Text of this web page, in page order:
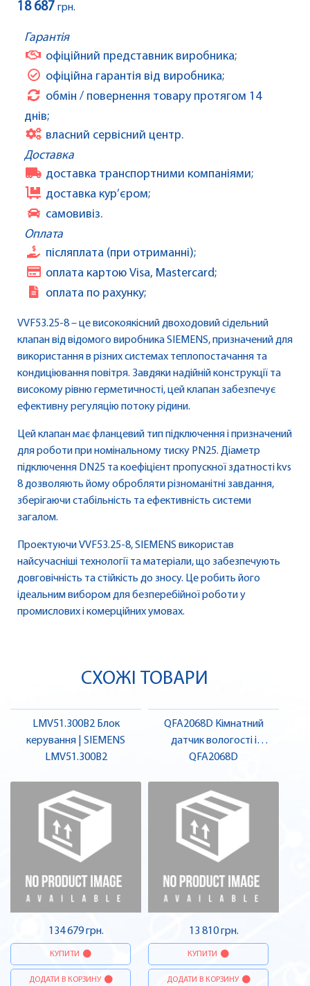
18 687 грн.
Гарантія
офіційний представник виробника;
офіційна гарантія від виробника;
обмін / повернення товару протягом 14
днів;
власний сервісний центр.
Доставка
доставка транспортними компаніями;
доставка кур’єром;
самовивіз.
Оплата
післяплата (при отриманні);
оплата картою Visa, Mastercard;
оплата по рахунку;
VVF53.25-8 – це високоякісний двоходовий сідельний
клапан від відомого виробника SIEMENS, призначений для
використання в різних системах теплопостачання та
кондиціювання повітря. Завдяки надійній конструкції та
високому рівню герметичності, цей клапан забезпечує
ефективну регуляцію потоку рідини.
Цей клапан має фланцевий тип підключення і призначений
для роботи при номінальному тиску PN25. Діаметр
підключення DN25 та коефіцієнт пропускної здатності kvs
8 дозволяють йому обробляти різноманітні завдання,
зберігаючи стабільність та ефективність системи
загалом.
Проектуючи VVF53.25-8, SIEMENS використав
найсучасніші технології та матеріали, що забезпечують
довговічність та стійкість до зносу. Це робить його
ідеальним вибором для безперебійної роботи у
промислових і комерційних умовах.
СХОЖІ ТОВАРИ
LMV51.300B2 Блок
керування | SIEMENS
LMV51.300B2
134 679 грн.
КУПИТИ
ДОДАТИ В КОРЗИНУ
QFA2068D Кімнатний
датчик вологості і
температури, 0-10V LCD |
QFA2068D
13 810 грн.
КУПИТИ
ДОДАТИ В КОРЗИНУ